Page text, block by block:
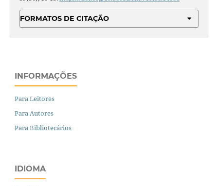
FORMATOS DE CITAÇÃO
INFORMAÇÕES
Para Leitores
Para Autores
Para Bibliotecários
IDIOMA